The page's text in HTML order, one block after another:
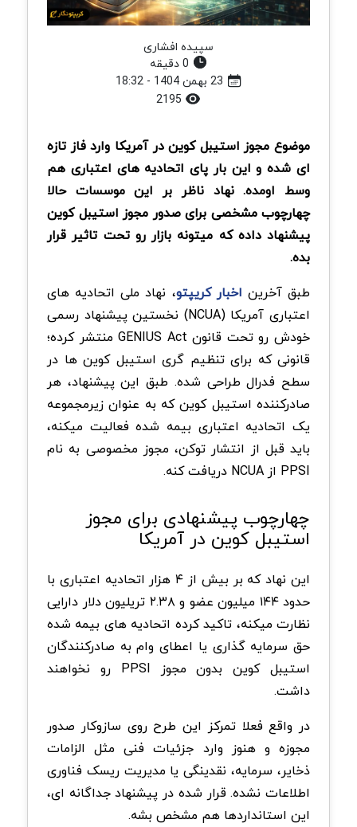
سپیده افشاری
موضوع مجوز استیبل کوین در آمریکا وارد فاز تازه
ای شده و این بار پای اتحادیه های اعتباری هم
وسط اومده. نهاد ناظر بر این موسسات حالا
چهارچوب مشخصی برای صدور مجوز استیبل کوین
پیشنهاد داده که میتونه بازار رو تحت تاثیر قرار
بده.
طبق آخرین اخبار کریپتو، نهاد ملی اتحادیه های
اعتباری آمریکا (NCUA) نخستین پیشنهاد رسمی
خودش رو تحت قانون GENIUS Act منتشر کرده؛
قانونی که برای تنظیم گری استیبل کوین ها در
سطح فدرال طراحی شده. طبق این پیشنهاد، هر
صادرکننده استیبل کوین که به عنوان زیرمجموعه
یک اتحادیه اعتباری بیمه شده فعالیت میکنه،
باید قبل از انتشار توکن، مجوز مخصوصی به نام
PPSI از NCUA دریافت کنه.
چهارچوب پیشنهادی برای مجوز
استیبل کوین در آمریکا
این نهاد که بر بیش از ۴ هزار اتحادیه اعتباری با
حدود ۱۴۴ میلیون عضو و ۲.۳۸ تریلیون دلار دارایی
نظارت میکنه، تاکید کرده اتحادیه های بیمه شده
حق سرمایه گذاری یا اعطای وام به صادرکنندگان
استیبل کوین بدون مجوز PPSI رو نخواهند
داشت.
در واقع فعلا تمرکز این طرح روی سازوکار صدور
مجوزه و هنوز وارد جزئیات فنی مثل الزامات
ذخایر، سرمایه، نقدینگی یا مدیریت ریسک فناوری
اطلاعات نشده. قرار شده در پیشنهاد جداگانه ای،
این استانداردها هم مشخص بشه.